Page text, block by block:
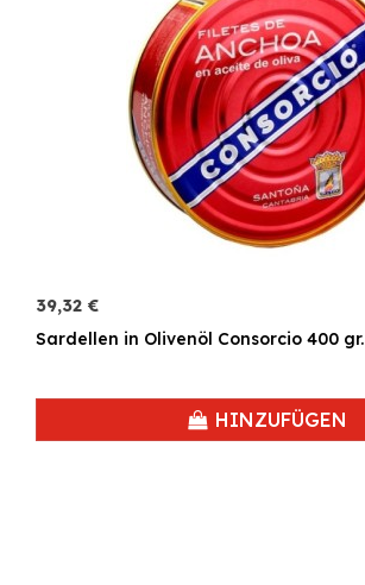
39,32 €
Sardellen in Olivenöl Consorcio 400 gr.
HINZUFÜGEN